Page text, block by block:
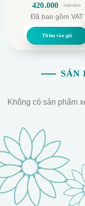
480.000
Giá
gốc
420.000
Giá
hiện
Đã bao gồm VAT
Thêm vào giỏ
SẢN
Không có sản phẩm